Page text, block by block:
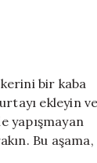
bir kaba
ekleyin
yapışmayan
Bu aşama,